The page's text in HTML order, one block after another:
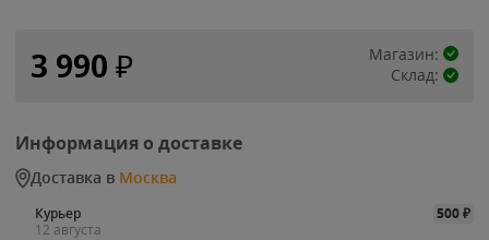
3 990 ₽
Магазин:
Склад:
Информация о доставке
Доставка в Москва
Курьер 500₽
12 августа